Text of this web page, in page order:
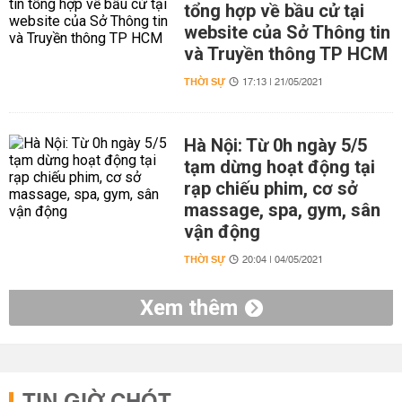
tổng hợp về bầu cử tại
website của Sở Thông tin
và Truyền thông TP HCM
THỜI SỰ 17:13 | 21/05/2021
Hà Nội: Từ 0h ngày 5/5
tạm dừng hoạt động tại
rạp chiếu phim, cơ sở
massage, spa, gym, sân
vận động
THỜI SỰ 20:04 | 04/05/2021
Xem thêm